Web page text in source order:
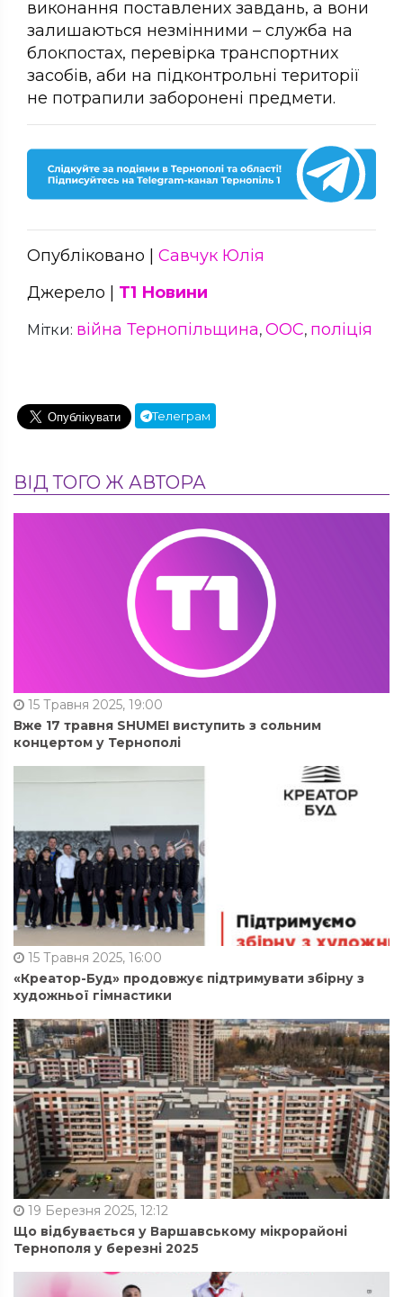
виконання поставлених завдань, а вони
залишаються незмінними – служба на
блокпостах, перевірка транспортних
засобів, аби на підконтрольні території
не потрапили заборонені предмети.
Опубліковано | Савчук Юлія
Джерело | Т1 Новини
Мітки: війна Тернопільщина, ООС, поліція
Телеграм
ВІД ТОГО Ж АВТОРА
15 Травня 2025, 19:00
Вже 17 травня SHUMEI виступить з сольним
концертом у Тернополі
15 Травня 2025, 16:00
«Креатор-Буд» продовжує підтримувати збірну з
художньої гімнастики
19 Березня 2025, 12:12
Що відбувається у Варшавському мікрорайоні
Тернополя у березні 2025